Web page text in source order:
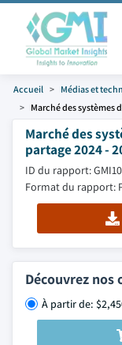
Accueil Médias et
Marché des systèmes
Marché des
partage 2024 -
ID du rapport:
Format du rapport:
Découvrez nos
À partir de: